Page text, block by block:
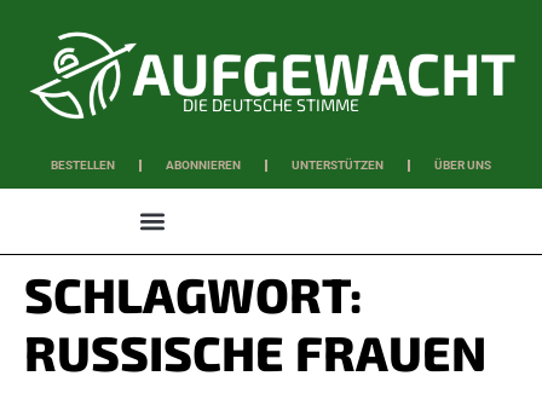
DIE DEUTSCHE STIMME
BESTELLEN ABONNIEREN UNTERSTÜTZEN ÜBER UNS
SCHLAGWORT:
RUSSISCHE FRAUEN